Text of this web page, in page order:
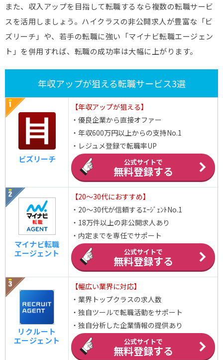
また、収入アップを目指して転職するなら複数の転職サービ
スを活用しましょう。ハイクラスの非公開求人が豊富な「ビ
ズリーチ」や、若手の転職に強い「マイナビ転職エージェン
ト」を併用すれば、転職の成功率は大幅に上がります。
年収アップが狙える転職サービス3選
ビズリーチ
【年収アップが狙える】
・優良企業から直接オファー
・年収600万円以上からの支持No.1
・レジュメ登録で転職率UP
公式サイトで
無料登録する
マイナビ転職
エージェント
【20～30代におすすめ】
・20～30代が信頼するｴｰｼﾞｪﾝﾄNo.1
・18万件以上の非公開求人あり
・内定までを専任でサポート
公式サイトで
無料登録する
リクルート
エージェント
【幅広い業界に対応】
・業界トップクラスの求人数
・独自ツールで転職活動をサポート
・独自分析した企業情報の提供あり
公式サイトで
無料登録する